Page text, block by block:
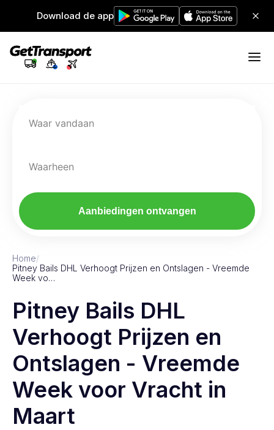
Download de app
Waar vandaan
Waarheen
Aanbiedingen ontvangen
Home/
Pitney Bails DHL Verhoogt Prijzen en Ontslagen - Vreemde
Week vo…
Pitney Bails DHL
Verhoogt Prijzen en
Ontslagen - Vreemde
Week voor Vracht in
Maart